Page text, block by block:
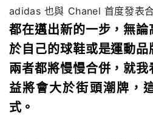
adidas 也與 Chanel 首度發表
都在邁出新的一步，無
於自己的球鞋或是運動品
兩者都將慢慢合併，就
益將會大於街頭潮牌，
式。